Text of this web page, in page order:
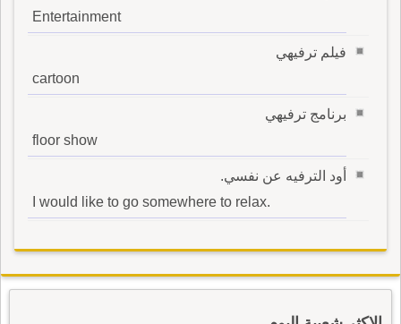
Entertainment
فيلم ترفيهي
cartoon
برنامج ترفيهي
floor show
أود الترفيه عن نفسي.
I would like to go somewhere to relax.